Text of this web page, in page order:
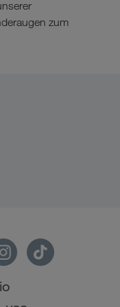
zum